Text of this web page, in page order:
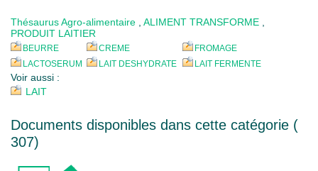
Thésaurus Agro-alimentaire ALIMENT TRANSFORME
PRODUIT LAITIER
BEURRE CREME
FROMAGE
LACTOSERUM
LAIT DESHYDRATE LAIT FERMENTE
Voir aussi :
LAIT
Documents disponibles dans cette catégorie (
307)